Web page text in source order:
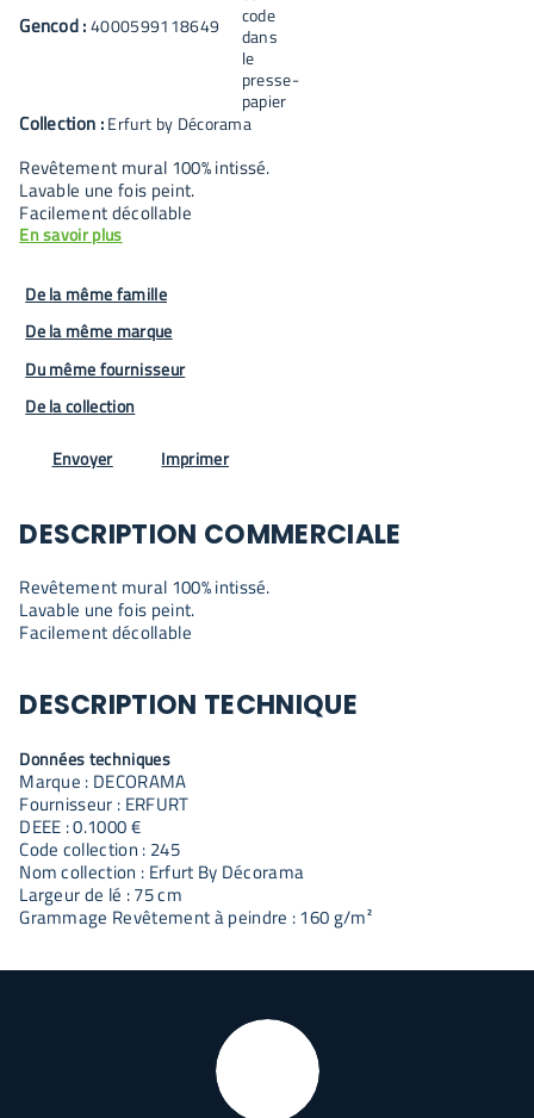
Gencod :4000599118649
Collection :Erfurt by Décorama
Revêtement mural 100% intissé.
Lavable une fois peint.
Facilement décollable
En savoir plus
De la même famille
De la même marque
Du même fournisseur
De la collection
Envoyer Imprimer
DESCRIPTION COMMERCIALE
Revêtement mural 100% intissé.
Lavable une fois peint.
Facilement décollable
DESCRIPTION TECHNIQUE
Données techniques
Marque : DECORAMA
Fournisseur : ERFURT
DEEE : 0.1000 €
Code collection : 245
Nom collection : Erfurt By Décorama
Largeur de lé : 75 cm
Grammage Revêtement à peindre : 160 g/m²